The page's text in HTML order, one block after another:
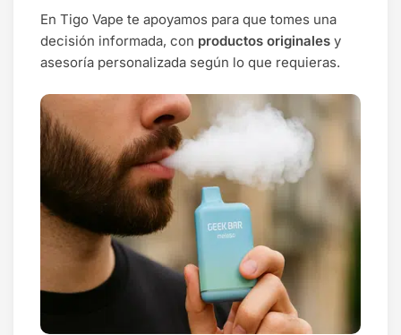
En Tigo Vape te apoyamos para que tomes una
decisión informada, con productos originales y
asesoría personalizada según lo que requieras.